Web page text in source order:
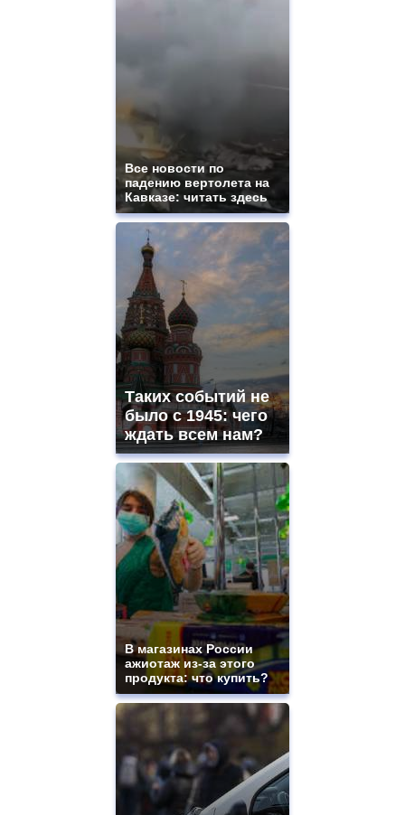
Все новости по
падению вертолета на
Кавказе: читать здесь
Таких событий не
было с 1945: чего
ждать всем нам?
В магазинах России
ажиотаж из-за этого
продукта: что купить?